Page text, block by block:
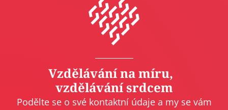
Vzdělávání na míru,
vzdělávání srdcem
Podělte se o své kontaktní údaje a my se vám